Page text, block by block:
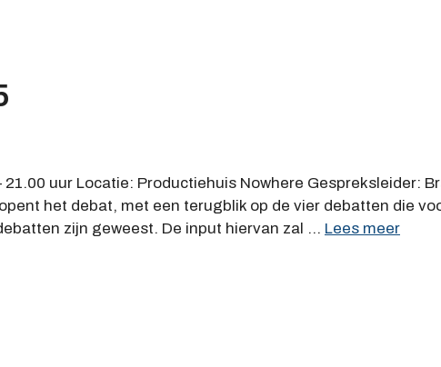
uur Locatie: Productiehuis Nowhere Gespreksleider:
het debat, met een terugblik op de vier debatten die
zijn geweest. De input hiervan zal … Lees meer